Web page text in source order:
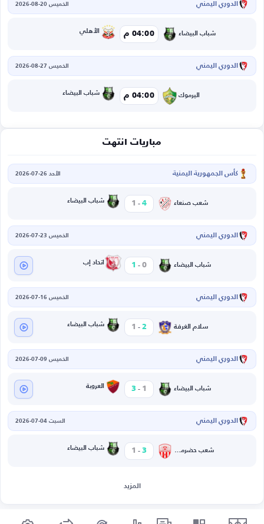
الدوري اليمني الخميس 20-08-2026
شباب البيضاء 04:00 م الأهلي
الدوري اليمني الخميس 27-08-2026
اليرموك 04:00 م شباب البيضاء
مباريات انتهت
كأس الجمهورية اليمنية الأحد 26-07-2026
شعب صنعاء 4
-
1 شباب البيضاء
الدوري اليمني الخميس 23-07-2026
شباب البيضاء 0
-
1 اتحاد إب
الدوري اليمني الخميس 16-07-2026
سلام الغرفة 2
-
1 شباب البيضاء
الدوري اليمني الخميس 09-07-2026
شباب البيضاء 1
-
3 العروبة
الدوري اليمني السبت 04-07-2026
شعب حضرموت 3
-
1 شباب البيضاء
المزيد